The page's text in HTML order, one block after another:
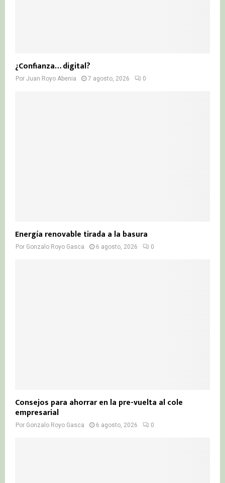
¿Confianza… digital?
Por Juan Royo Abenia 7 agosto, 2026 0
Energía renovable tirada a la basura
Por Gonzalo Royo Gasca 6 agosto, 2026 0
Consejos para ahorrar en la pre-vuelta al cole
empresarial
Por Gonzalo Royo Gasca 6 agosto, 2026 0